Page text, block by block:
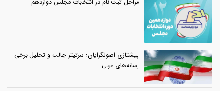
مراحل ثبت نام در انتخابات مجلس دوازدهم
پیشتازی اصولگرایان؛ سرتیتر جالب و تحلیل برخی
رسانه‌های عربی